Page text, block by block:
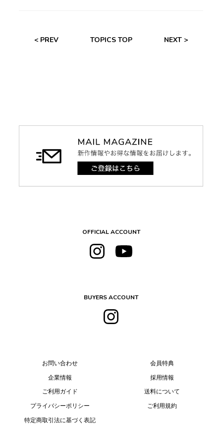
< PREV TOPICS TOP NEXT >
OFFICIAL ACCOUNT
BUYERS ACCOUNT
お問い合わせ
企業情報
ご利用ガイド
プライバシーポリシー
特定商取引法に基づく表記
会員特典
採用情報
送料について
ご利用規約